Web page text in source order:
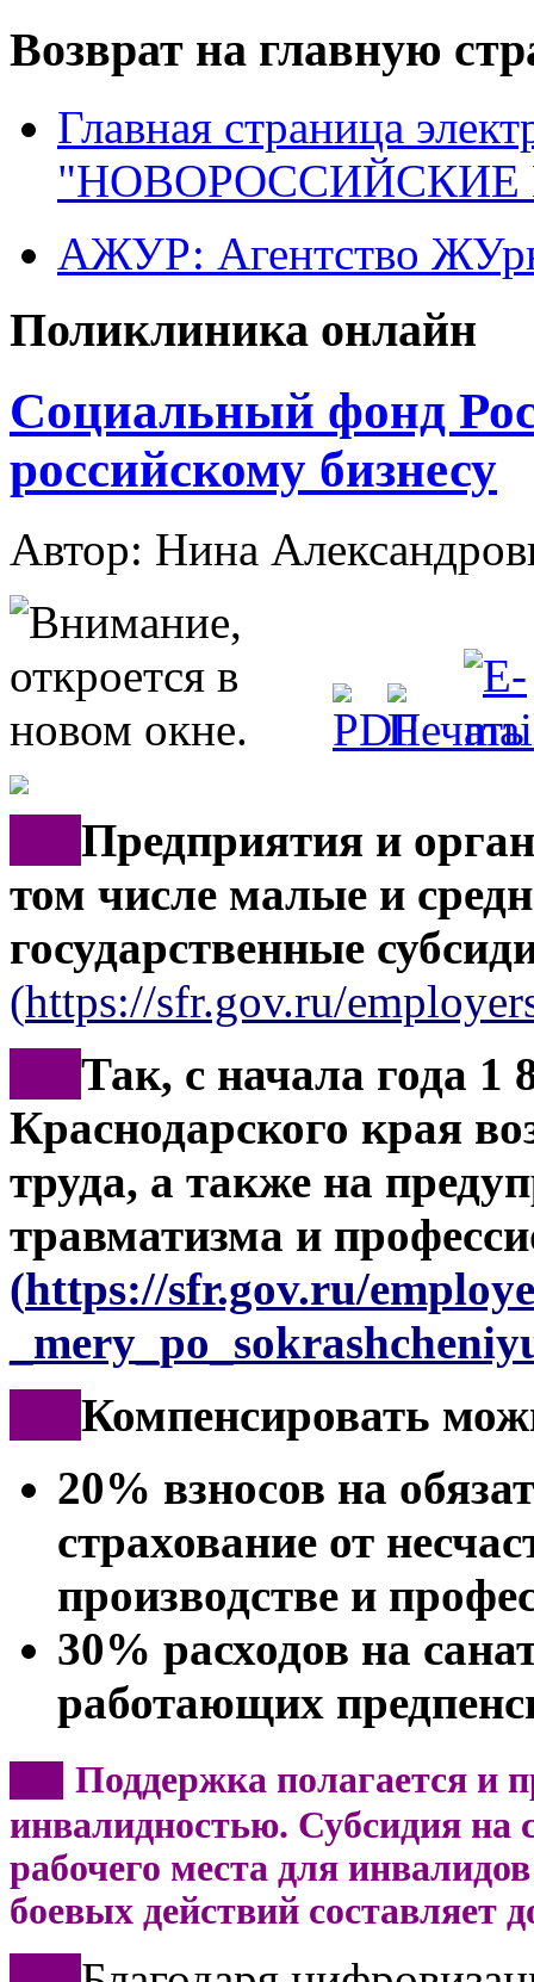
Возврат на главную
Главная страница
"НОВОРОССИЙСКИЕ
АЖУР: Агентство
Поликлиника онлайн
Социальный фонд
российскому бизнесу
Автор: Нина
Предприятия и
том числе малые и
государственные
(https://sfr.gov.ru/
Так, с начала года 1
Краснодарского края
труда, а также на
травматизма и
(https://sfr.gov.ru/
Компенсировать
20% взносов на
страхование от
производстве и
30% расходов на
работающих
Поддержка полагается и
инвалидностью. Субсидия на
рабочего места для
боевых действий составляет